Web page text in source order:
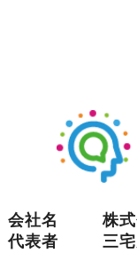
会社名
株
代表者
三